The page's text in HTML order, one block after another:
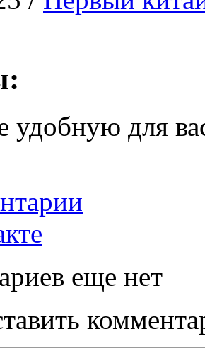
удобную для
еще нет